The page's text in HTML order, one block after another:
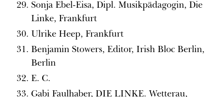
Sonja Ebel-Eisa, Dipl. Musikpädagogin, Die
Linke, Frankfurt
Ulrike Heep, Frankfurt
Benjamin Stowers, Editor, Irish Bloc Berlin,
Berlin
E. C.
Gabi Faulhaber, DIE LINKE. Wetterau,